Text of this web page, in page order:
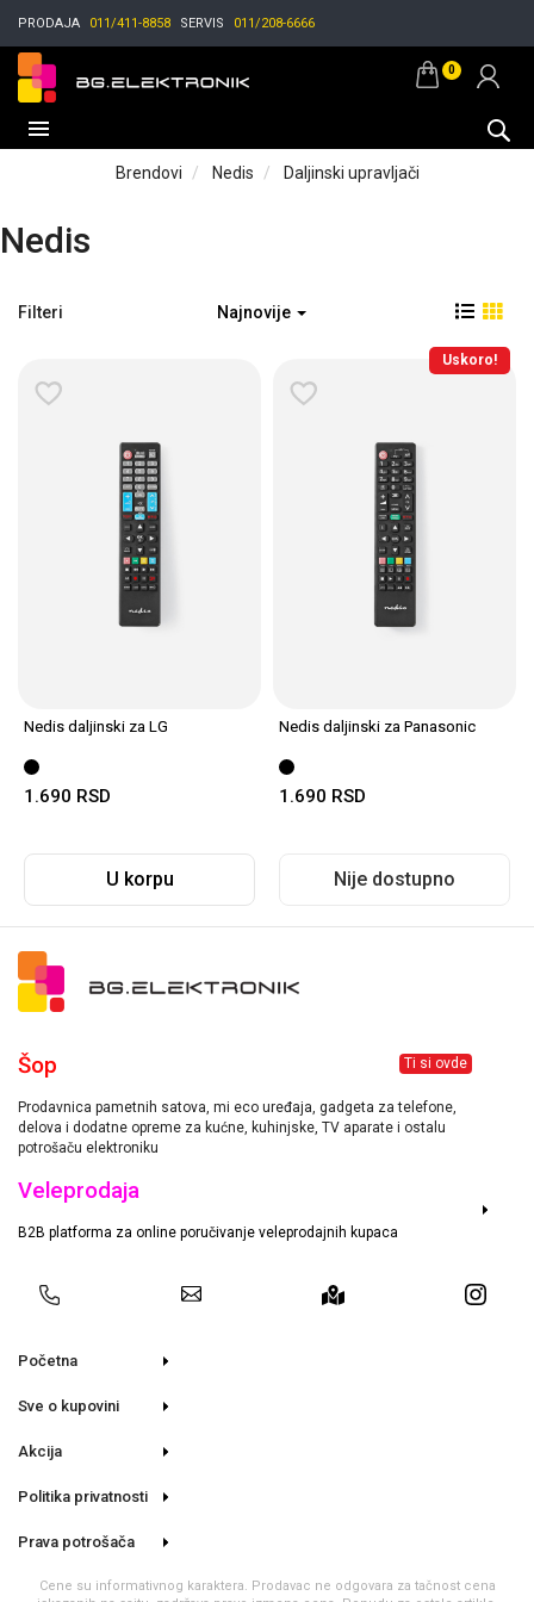
PRODAJA 011/411-8858 SERVIS 011/208-6666
0
Brendovi Nedis Daljinski upravljači
Nedis
Filteri Najnovije
Nedis daljinski za LG
1.690 RSD
U korpu
Uskoro!
Nedis daljinski za Panasonic
1.690 RSD
Nije dostupno
Ti si ovde
Šop
Prodavnica pametnih satova, mi eco uređaja, gadgeta za telefone,
delova i dodatne opreme za kućne, kuhinjske, TV aparate i ostalu
potrošaču elektroniku
Veleprodaja
B2B platforma za online poručivanje veleprodajnih kupaca
Početna
Sve o kupovini
Akcija
Politika privatnosti
Prava potrošača
Cene su informativnog karaktera. Prodavac ne odgovara za tačnost cena